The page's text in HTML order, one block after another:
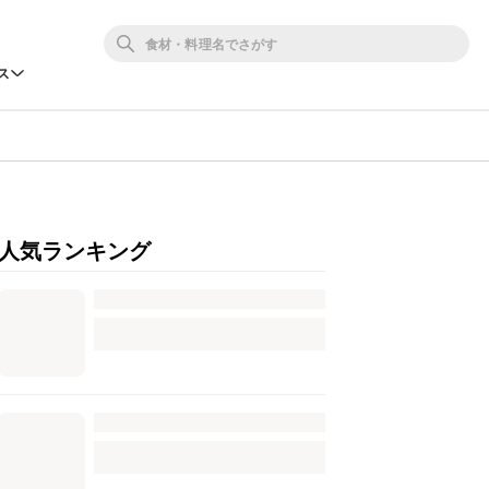
人気ランキング